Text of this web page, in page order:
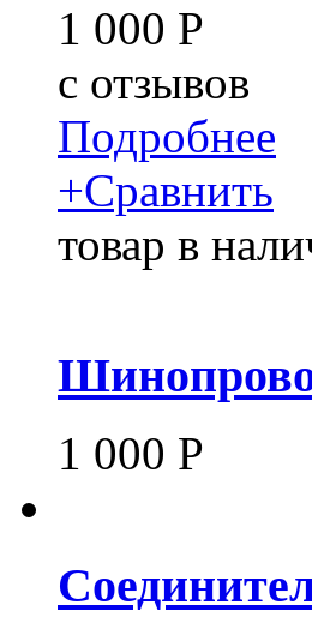
1 000 Р
c отзывов
Подробнее
+Сравнить
товар в
1 000 Р